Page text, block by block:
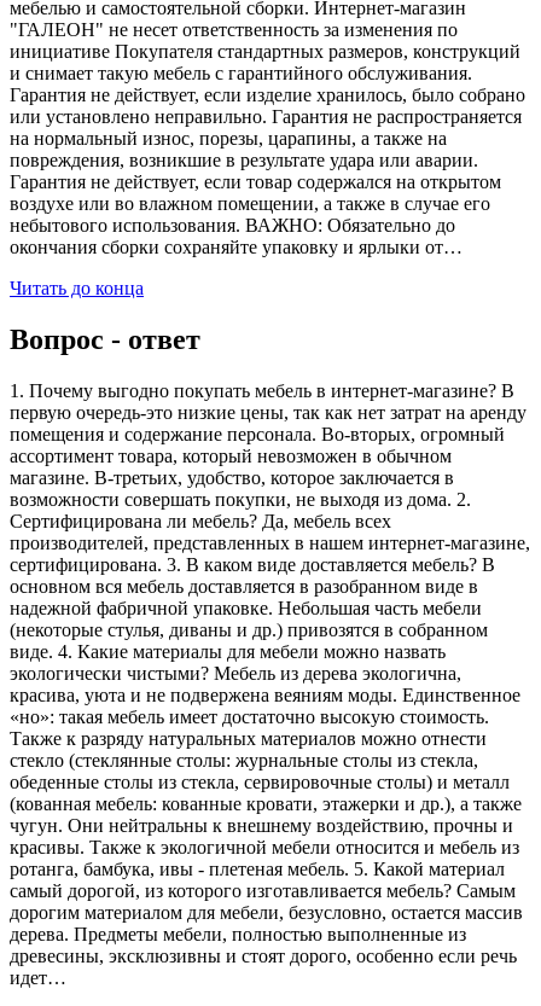
мебелью и самостоятельной сборки. Интернет-магазин
"ГАЛЕОН" не несет ответственность за изменения по
инициативе Покупателя стандартных размеров, конструкций
и снимает такую мебель с гарантийного обслуживания.
Гарантия не действует, если изделие хранилось, было собрано
или установлено неправильно. Гарантия не распространяется
на нормальный износ, порезы, царапины, а также на
повреждения, возникшие в результате удара или аварии.
Гарантия не действует, если товар содержался на открытом
воздухе или во влажном помещении, а также в случае его
небытового использования. ВАЖНО: Обязательно до
окончания сборки сохраняйте упаковку и ярлыки от…
Читать до конца
Вопрос - ответ
1. Почему выгодно покупать мебель в интернет-магазине? В
первую очередь-это низкие цены, так как нет затрат на аренду
помещения и содержание персонала. Во-вторых, огромный
ассортимент товара, который невозможен в обычном
магазине. В-третьих, удобство, которое заключается в
возможности совершать покупки, не выходя из дома. 2.
Сертифицирована ли мебель? Да, мебель всех
производителей, представленных в нашем интернет-магазине,
сертифицирована. 3. В каком виде доставляется мебель? В
основном вся мебель доставляется в разобранном виде в
надежной фабричной упаковке. Небольшая часть мебели
(некоторые стулья, диваны и др.) привозятся в собранном
виде. 4. Какие материалы для мебели можно назвать
экологически чистыми? Мебель из дерева экологична,
красива, уюта и не подвержена веяниям моды. Единственное
«но»: такая мебель имеет достаточно высокую стоимость.
Также к разряду натуральных материалов можно отнести
стекло (стеклянные столы: журнальные столы из стекла,
обеденные столы из стекла, сервировочные столы) и металл
(кованная мебель: кованные кровати, этажерки и др.), а также
чугун. Они нейтральны к внешнему воздействию, прочны и
красивы. Также к экологичной мебели относится и мебель из
ротанга, бамбука, ивы - плетеная мебель. 5. Какой материал
самый дорогой, из которого изготавливается мебель? Самым
дорогим материалом для мебели, безусловно, остается массив
дерева. Предметы мебели, полностью выполненные из
древесины, эксклюзивны и стоят дорого, особенно если речь
идет…